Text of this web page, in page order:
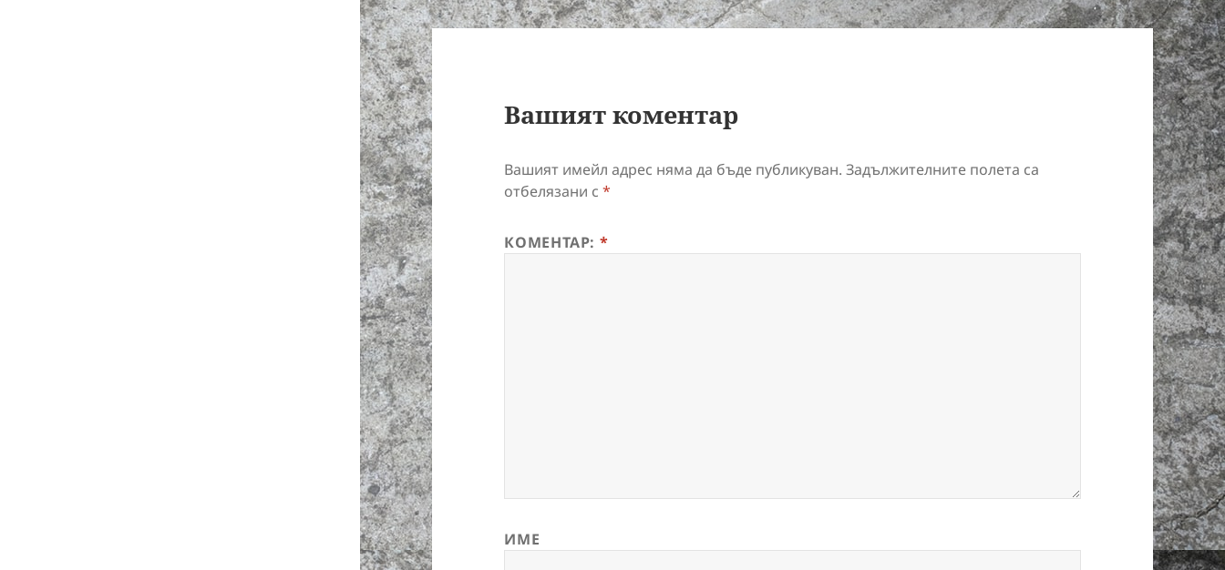
Вашият коментар
Вашият имейл адрес няма да бъде публикуван. Задължителните полета са
отбелязани с*
КОМЕНТАР: *
ИМЕ